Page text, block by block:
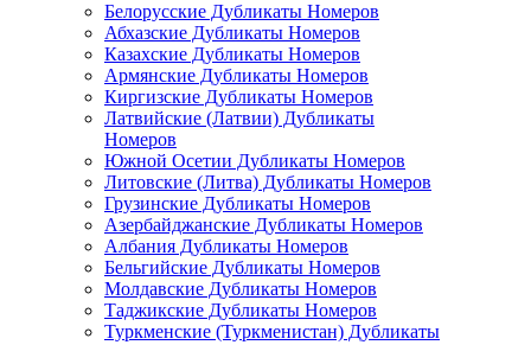
Белорусские Дубликаты Номеров
Абхазские Дубликаты Номеров
Казахские Дубликаты Номеров
Армянские Дубликаты Номеров
Киргизские Дубликаты Номеров
Латвийские (Латвии) Дубликаты
Номеров
Южной Осетии Дубликаты Номеров
Литовские (Литва) Дубликаты Номеров
Грузинские Дубликаты Номеров
Азербайджанские Дубликаты Номеров
Албания Дубликаты Номеров
Бельгийские Дубликаты Номеров
Молдавские Дубликаты Номеров
Таджикские Дубликаты Номеров
Туркменские (Туркменистан) Дубликаты